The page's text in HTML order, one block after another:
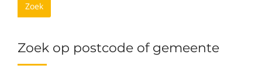
Zoek
Zoek op postcode of gemeente